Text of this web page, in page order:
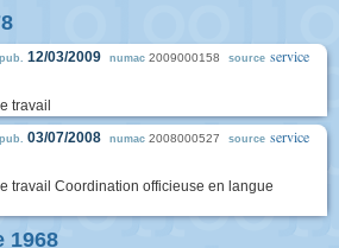
pub. 12/03/2009 numac 2009000158 source service
travail
pub. 03/07/2008 numac 2008000527 source service
travail Coordination officieuse en langue
1968